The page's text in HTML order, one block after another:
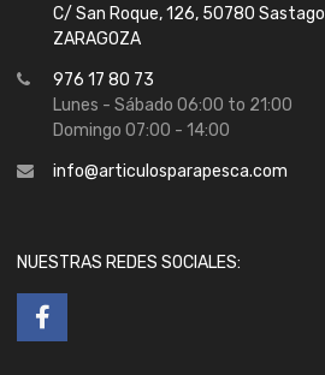
C/ San Roque, 126, 50780 Sastago
ZARAGOZA
976 17 80 73
Lunes - Sábado 06:00 to 21:00
Domingo 07:00 - 14:00
info@articulosparapesca.com
NUESTRAS REDES SOCIALES: